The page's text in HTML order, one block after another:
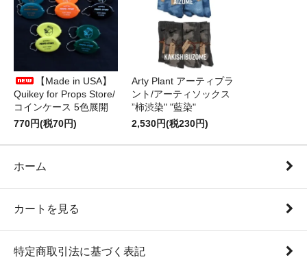
【Made in USA】
Quikey for Props Store/
コインケース 5色展開
770円(税70円)
Arty Plant アーティプラ
ント/アーティソックス
”柿渋染" "藍染"
2,530円(税230円)
ホーム
カートを見る
特定商取引法に基づく表記